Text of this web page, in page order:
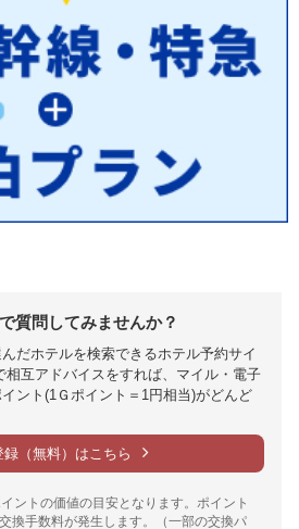
質問してみませんか？
だホテルを検索できるホテル予約サイ
相互アドバイスをすれば、マイル・電子
ント(1Ｇポイント＝1円相当)がどんど
録（無料）はこちら
ントの価値の目安となります。ポイント
換手数料が発生します。（一部の交換パ